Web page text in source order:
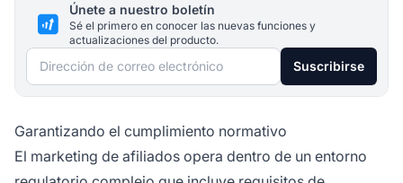
Únete a nuestro boletín
Sé el primero en conocer las nuevas funciones y
actualizaciones del producto.
Dirección de correo electrónico Suscribirse
Garantizando el cumplimiento normativo
El marketing de afiliados opera dentro de un entorno